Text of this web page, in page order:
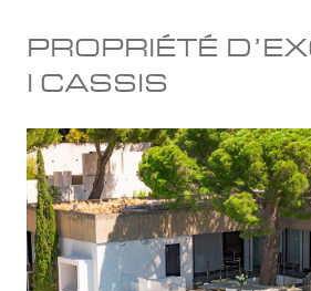
PROPRIÉTÉ
I CASSIS